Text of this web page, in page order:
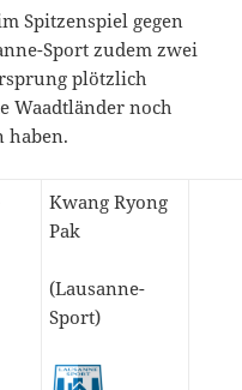
Spitzenspiel gegen
Sport zudem zwei
plötzlich
Waadtländer noch
haben.
Kwang Ryong
Pak
(Lausanne-
Sport)